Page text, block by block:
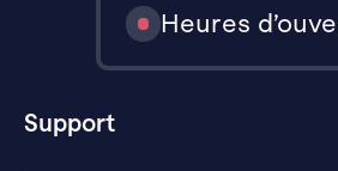
Heures
Support